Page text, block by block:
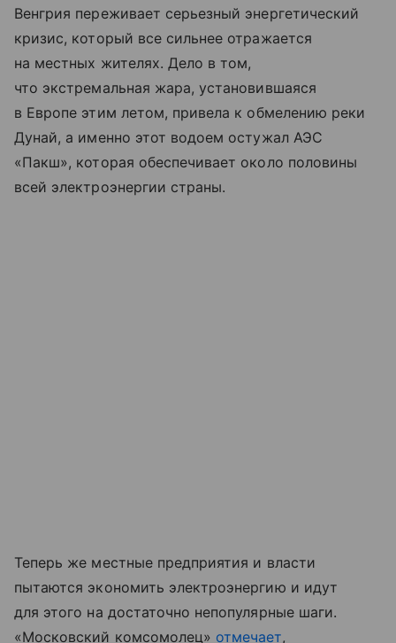
Венгрия переживает серьезный энергетический
кризис, который все сильнее отражается
на местных жителях. Дело в том,
что экстремальная жара, установившаяся
в Европе этим летом, привела к обмелению реки
Дунай, а именно этот водоем остужал АЭС
«Пакш», которая обеспечивает около половины
всей электроэнергии страны.
Теперь же местные предприятия и власти
пытаются экономить электроэнергию и идут
для этого на достаточно непопулярные шаги.
«Московский комсомолец» отмечает,